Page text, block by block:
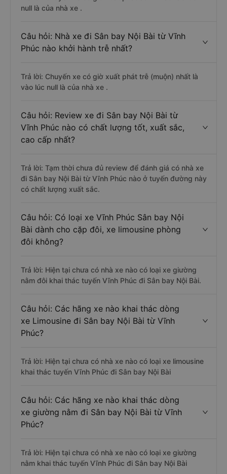
null là của nhà xe .
Câu hỏi: Nhà xe đi Sân bay Nội Bài từ Vĩnh
Phúc nào khởi hành trễ nhất?
Trả lời: Chuyến xe có giờ xuất phát trễ (muộn) nhất là
vào lúc null là của nhà xe .
Câu hỏi: Review xe đi Sân bay Nội Bài từ
Vĩnh Phúc nào có chất lượng tốt, xuất sắc,
cao cấp nhất?
Trả lời: Tạm thời chưa đủ review để đánh giá có nhà xe
đi Sân bay Nội Bài từ Vĩnh Phúc nào ở tuyến đường này
có chất lượng xuất sắc.
Câu hỏi: Có loại xe Vĩnh Phúc Sân bay Nội
Bài dành cho cặp đôi, xe limousine phòng
đôi không?
Trả lời: Hiện tại chưa có nhà xe nào có loại xe giường
nằm đôi khai thác tuyến Vĩnh Phúc đi Sân bay Nội Bài.
Câu hỏi: Các hãng xe nào khai thác dòng
xe Limousine đi Sân bay Nội Bài từ Vĩnh
Phúc?
Trả lời: Hiện tại chưa có nhà xe nào có loại xe limousine
khai thác tuyến Vĩnh Phúc đi Sân bay Nội Bài
Câu hỏi: Các hãng xe nào khai thác dòng
xe giường nằm đi Sân bay Nội Bài từ Vĩnh
Phúc?
Trả lời: Hiện tại chưa có nhà xe nào có loại xe giường
nằm khai thác tuyến Vĩnh Phúc đi Sân bay Nội Bài